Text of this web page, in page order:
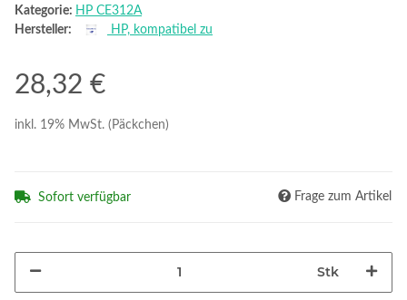
Kategorie: HP CE312A
Hersteller:
HP, kompatibel zu
28,32 €
inkl. 19% MwSt. (Päckchen)
Sofort verfügbar Frage zum Artikel
Stk